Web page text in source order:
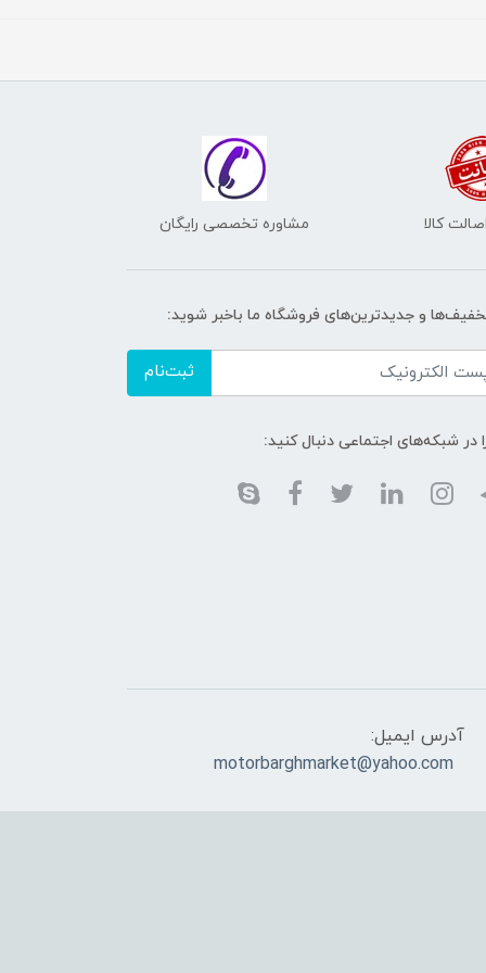
کالا مشاوره تخصصی رایگان
و جدیدترین‌های فروشگاه ما باخبر شوید:
ثبت‌نام
در شبکه‌های اجتماعی دنبال کنید:
آدرس ایمیل:
motorbarghmarket@yahoo.com